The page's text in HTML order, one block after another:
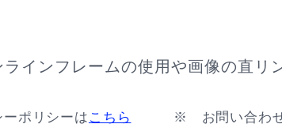
インフレームの使用や画像の直リ
ポリシーは こちら ※ お問い合わせ